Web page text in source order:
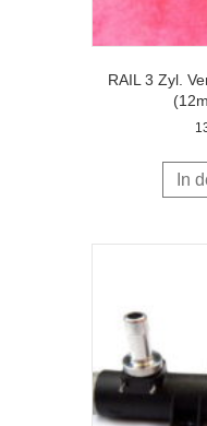
RAIL 3 Zyl.
In